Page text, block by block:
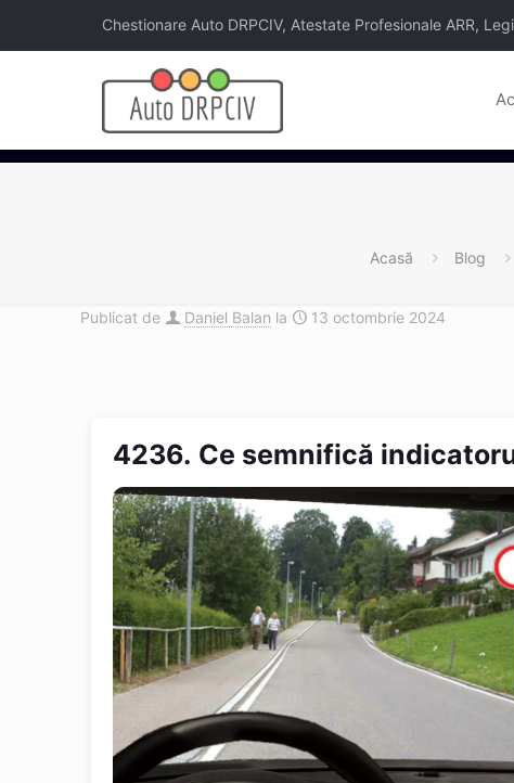
Chestionare Auto DRPCIV, Atestate Profesionale ARR,
Acasă Blog
Publicat de Daniel Balan la 13 octombrie 2024
4236. Ce semnifică